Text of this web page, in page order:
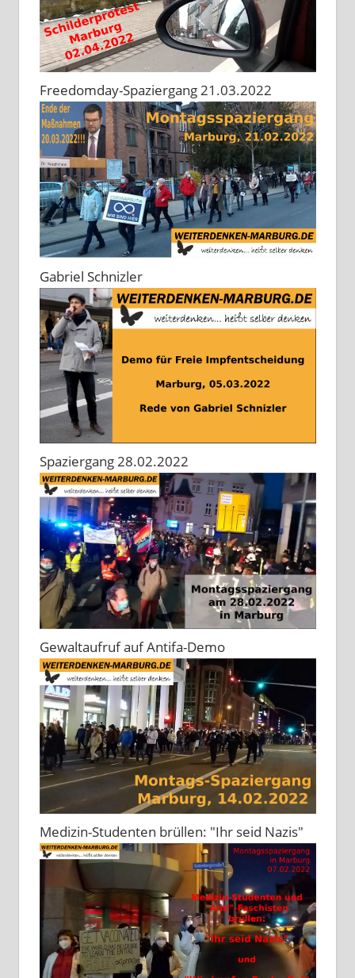
Freedomday-Spaziergang 21.03.2022
Gabriel Schnizler
Spaziergang 28.02.2022
Gewaltaufruf auf Antifa-Demo
Medizin-Studenten brüllen: "Ihr seid Nazis"